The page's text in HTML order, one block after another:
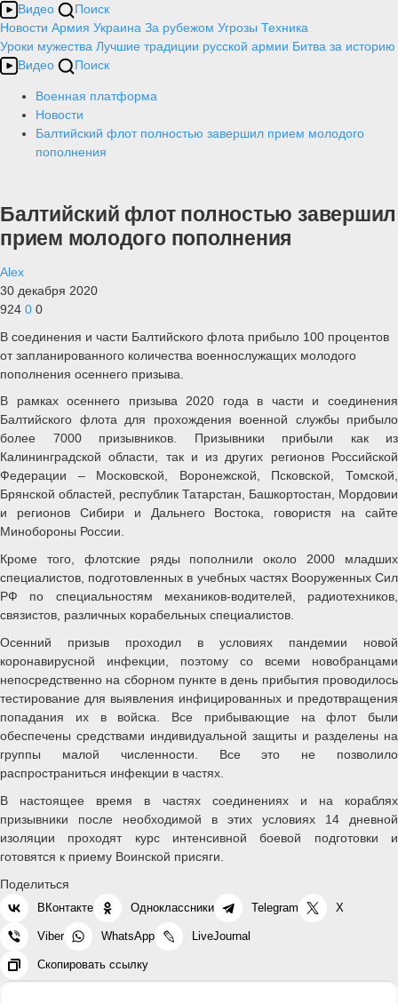
Видео
Поиск
Новости Армия Украина За рубежом Угрозы Техника
Уроки мужества Лучшие традиции русской армии Битва за историю
Видео
Поиск
Военная платформа
Новости
Балтийский флот полностью завершил прием молодого
пополнения
Балтийский флот полностью завершил
прием молодого пополнения
Alex
30 декабря 2020
924 0 0
В соединения и части Балтийского флота прибыло 100 процентов
от запланированного количества военнослужащих молодого
пополнения осеннего призыва.
В рамках осеннего призыва 2020 года в части и соединения
Балтийского флота для прохождения военной службы прибыло
более 7000 призывников. Призывники прибыли как из
Калининградской области, так и из других регионов Российской
Федерации – Московской, Воронежской, Псковской, Томской,
Брянской областей, республик Татарстан, Башкортостан, Мордовии
и регионов Сибири и Дальнего Востока, говористя на сайте
Минобороны России.
Кроме того, флотские ряды пополнили около 2000 младших
специалистов, подготовленных в учебных частях Вооруженных Сил
РФ по специальностям механиков-водителей, радиотехников,
связистов, различных корабельных специалистов.
Осенний призыв проходил в условиях пандемии новой
коронавирусной инфекции, поэтому со всеми новобранцами
непосредственно на сборном пункте в день прибытия проводилось
тестирование для выявления инфицированных и предотвращения
попадания их в войска. Все прибывающие на флот были
обеспечены средствами индивидуальной защиты и разделены на
группы малой численности. Все это не позволило
распространиться инфекции в частях.
В настоящее время в частях соединениях и на кораблях
призывники после необходимой в этих условиях 14 дневной
изоляции проходят курс интенсивной боевой подготовки и
готовятся к приему Воинской присяги.
Поделиться
ВКонтакте Одноклассники Telegram X
Viber WhatsApp LiveJournal
Скопировать ссылку